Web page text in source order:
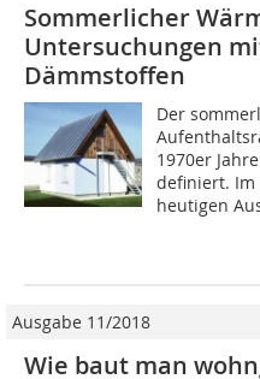
Sommerlicher
Untersuchungen
Dämmstoffen
Der
1970er
definiert. Im
heutigen
Ausgabe 11/2018
Wie baut man